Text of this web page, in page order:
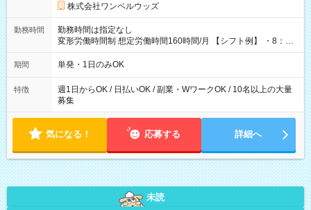
株式会社ワンベルウッズ
勤務時間
勤務時間は指定なし
変形労働時間制 想定労働時間160時間/月 【シフト例】 ・8：00
～21：00
期間 単発・1日のみOK
特徴
週1日からOK / 日払いOK / 副業・WワークOK / 10名以上の大量
募集
気になる！ 応募する 詳細へ
未読